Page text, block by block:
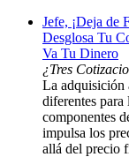
Jefe, ¡Deja de
Desglosa Tu
Va Tu Dinero
¿Tres
La adquisición
diferentes
componentes
impulsa los
allá del precio